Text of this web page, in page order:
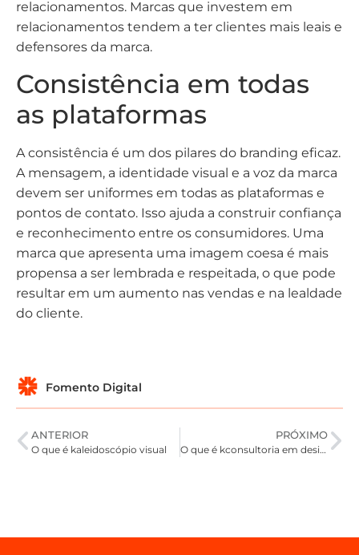
relacionamentos. Marcas que investem em
relacionamentos tendem a ter clientes mais leais e
defensores da marca.
Consistência em todas
as plataformas
A consistência é um dos pilares do branding eficaz.
A mensagem, a identidade visual e a voz da marca
devem ser uniformes em todas as plataformas e
pontos de contato. Isso ajuda a construir confiança
e reconhecimento entre os consumidores. Uma
marca que apresenta uma imagem coesa é mais
propensa a ser lembrada e respeitada, o que pode
resultar em um aumento nas vendas e na lealdade
do cliente.
Fomento Digital
ANTERIOR
O que é kaleidoscópio visual
PRÓXIMO
O que é kconsultoria em design